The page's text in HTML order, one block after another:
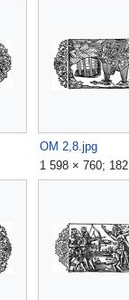
OM 2,8.jpg
1 598 × 760;